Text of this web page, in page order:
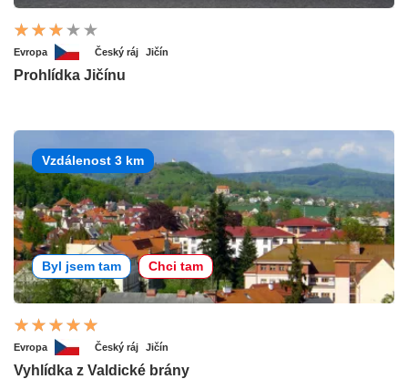
Evropa Český ráj Jičín
Prohlídka Jičínu
Vzdálenost 3 km
Byl jsem tam Chci tam
Evropa Český ráj Jičín
Vyhlídka z Valdické brány